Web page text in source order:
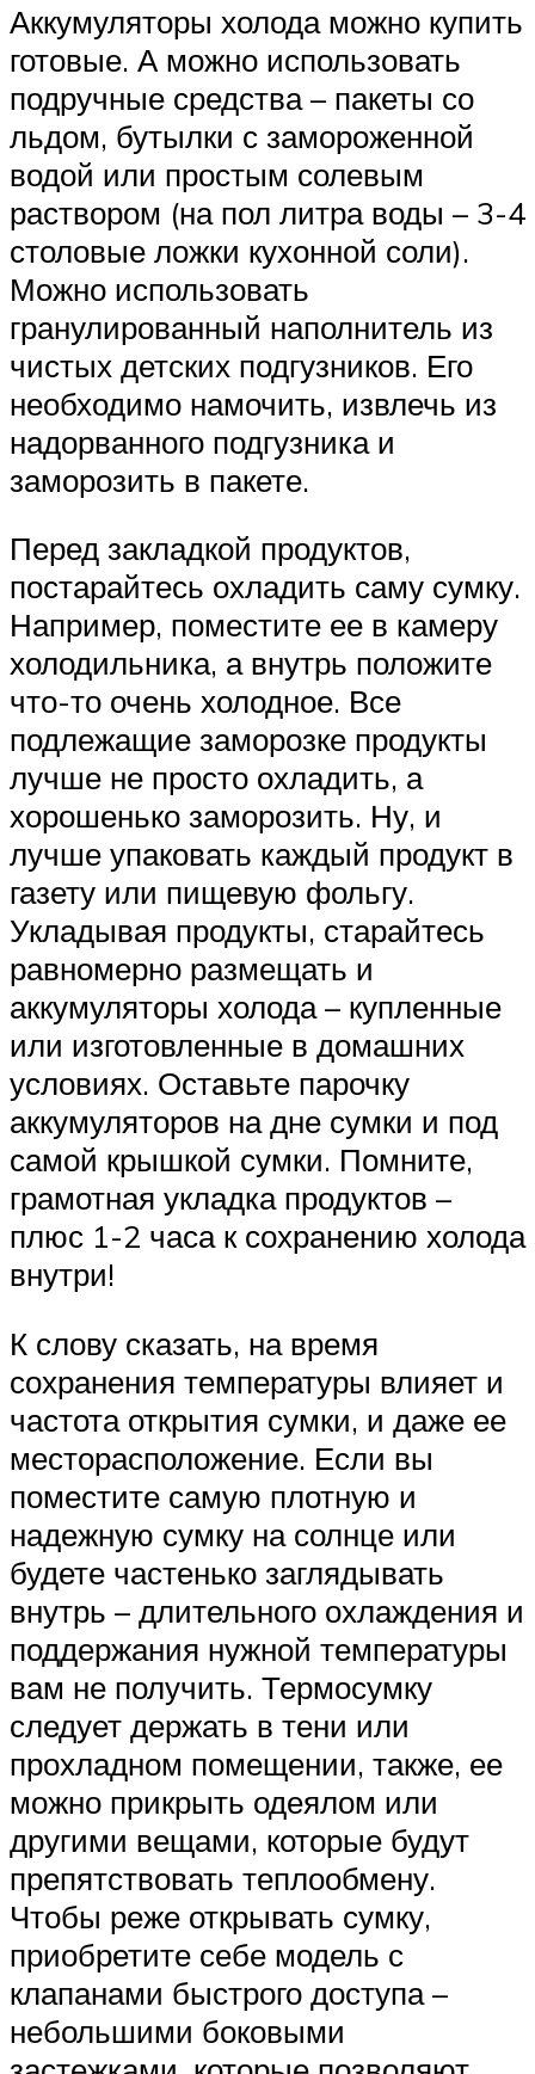
Аккумуляторы холода можно купить
готовые. А можно использовать
подручные средства – пакеты со
льдом, бутылки с замороженной
водой или простым солевым
раствором (на пол литра воды – 3-4
столовые ложки кухонной соли).
Можно использовать
гранулированный наполнитель из
чистых детских подгузников. Его
необходимо намочить, извлечь из
надорванного подгузника и
заморозить в пакете.
Перед закладкой продуктов,
постарайтесь охладить саму сумку.
Например, поместите ее в камеру
холодильника, а внутрь положите
что-то очень холодное. Все
подлежащие заморозке продукты
лучше не просто охладить, а
хорошенько заморозить. Ну, и
лучше упаковать каждый продукт в
газету или пищевую фольгу.
Укладывая продукты, старайтесь
равномерно размещать и
аккумуляторы холода – купленные
или изготовленные в домашних
условиях. Оставьте парочку
аккумуляторов на дне сумки и под
самой крышкой сумки. Помните,
грамотная укладка продуктов –
плюс 1-2 часа к сохранению холода
внутри!
К слову сказать, на время
сохранения температуры влияет и
частота открытия сумки, и даже ее
месторасположение. Если вы
поместите самую плотную и
надежную сумку на солнце или
будете частенько заглядывать
внутрь – длительного охлаждения и
поддержания нужной температуры
вам не получить. Термосумку
следует держать в тени или
прохладном помещении, также, ее
можно прикрыть одеялом или
другими вещами, которые будут
препятствовать теплообмену.
Чтобы реже открывать сумку,
приобретите себе модель с
клапанами быстрого доступа –
небольшими боковыми